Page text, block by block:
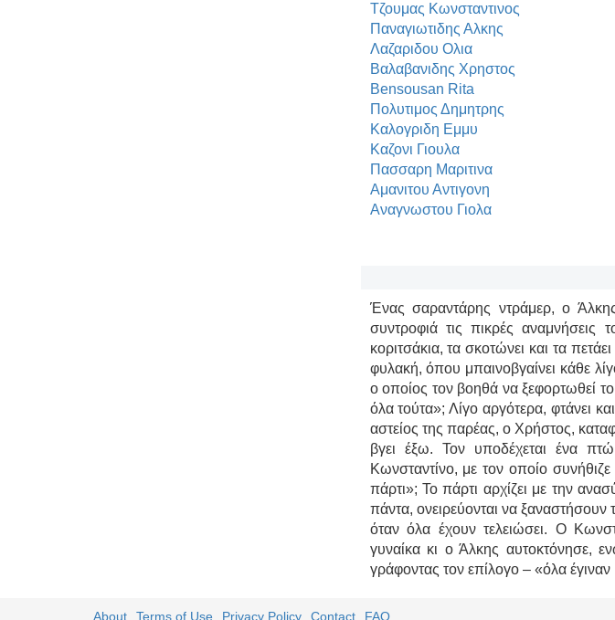
Τζουμας Κωνσταντινος
Παναγιωτιδης Αλκης
Λαζαριδου Ολια
Βαλαβανιδης Χρηστος
Bensousan Rita
Πολυτιμος Δημητρης
Καλογριδη Εμμυ
Καζονι Γιουλα
Πασσαρη Μαριτινα
Αμανιτου Αντιγονη
Αναγνωστου Γιολα
Ένας σαραντάρης ντράμερ, ο
συντροφιά τις πικρές
κοριτσάκια, τα σκοτώνει και τα
φυλακή, όπου μπαινοβγαίνει κάθε
ο οποίος τον βοηθά να ξεφορτωθεί
όλα τούτα»; Λίγο αργότερα, φτάνει
αστείος της παρέας, ο Χρήστος,
βγει έξω. Τον υποδέχεται ένα
Κωνσταντίνο, με τον οποίο συνήθιζε
πάρτι»; Το πάρτι αρχίζει με την
πάντα, ονειρεύονται να
όταν όλα έχουν τελειώσει. Ο
γυναίκα κι ο Άλκης αυτοκτόνησε,
γράφοντας τον επίλογο – «όλα
About Terms of Use Privacy Policy Contact FAQ